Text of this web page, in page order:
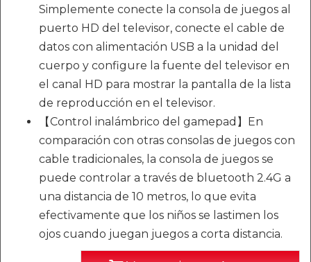
Simplemente conecte la consola de juegos al
puerto HD del televisor, conecte el cable de
datos con alimentación USB a la unidad del
cuerpo y configure la fuente del televisor en
el canal HD para mostrar la pantalla de la lista
de reproducción en el televisor.
【Control inalámbrico del gamepad】En
comparación con otras consolas de juegos con
cable tradicionales, la consola de juegos se
puede controlar a través de bluetooth 2.4G a
una distancia de 10 metros, lo que evita
efectivamente que los niños se lastimen los
ojos cuando juegan juegos a corta distancia.